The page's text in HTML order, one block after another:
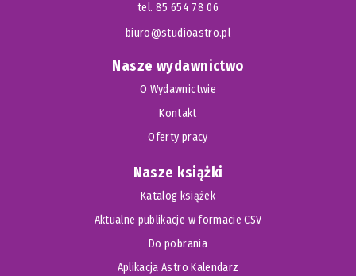
tel. 85 654 78 06
biuro@studioastro.pl
Nasze wydawnictwo
O Wydawnictwie
Kontakt
Oferty pracy
Nasze książki
Katalog książek
Aktualne publikacje w formacie CSV
Do pobrania
Aplikacja Astro Kalendarz